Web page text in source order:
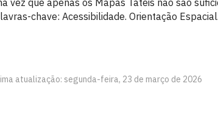
vez que apenas os Mapas Táteis não são
chave: Acessibilidade. Orientação
atualização: segunda-feira, 23 de março de 2026